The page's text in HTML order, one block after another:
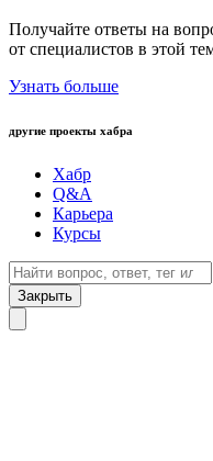
Получайте ответы на
от специалистов в этой
Узнать больше
другие проекты хабра
Хабр
Q&A
Карьера
Курсы
Закрыть